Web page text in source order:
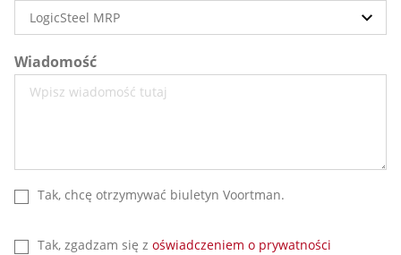
Wiadomość
Tak, chcę otrzymywać biuletyn Voortman.
Tak, zgadzam się z oświadczeniem o prywatności